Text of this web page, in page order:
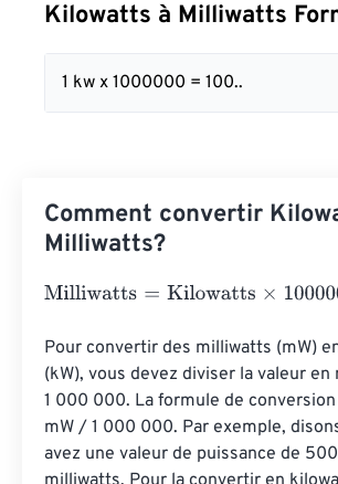
Kilowatts à Milliwatts
1 kw x 1000000 = 100..
Comment convertir
Milliwatts?
Milliwatts=Kilowatts×1000000
Pour convertir des milliwatts (mW)
(kW), vous devez diviser la valeur
1 000 000. La formule de conversion
mW / 1 000 000. Par exemple,
avez une valeur de puissance de